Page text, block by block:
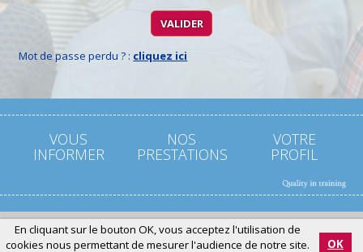
En cliquant sur le bouton OK, vous acceptez l'utilisation de
cookies nous permettant de mesurer l'audience de notre site.
OK
Mot de passe perdu ? : cliquez ici
VOUS
INFORMER
NOS
PRESTATIONS
VOTRE
PROFIL
© Celuga.fr